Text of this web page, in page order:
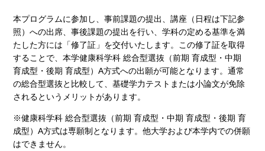
本プログラムに参加し、事前課題の提出、講座（日程は下記参
照）への出席、事後課題の提出を行い、学科の定める基準を満
たした方には「修了証」を交付いたします。この修了証を取得
することで、本学健康科学科 総合型選抜（前期 育成型・中期
育成型・後期 育成型）A方式への出願が可能となります。通常
の総合型選抜と比較して、基礎学力テストまたは小論文が免除
されるというメリットがあります。
※健康科学科 総合型選抜（前期 育成型・中期 育成型・後期 育
成型）A方式は専願制となります。他大学および本学内での併願
はできません。